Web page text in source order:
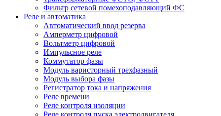
Фильтр сетевой помехоподавляющий ФС
Реле и автоматика
Автоматический ввод резерва
Амперметр цифровой
Вольтметр цифровой
Импульсное реле
Коммутатор фазы
Модуль варисторный трехфазный
Модуль выбора фазы
Регистратор тока и напряжения
Реле времени
Реле контроля изоляции